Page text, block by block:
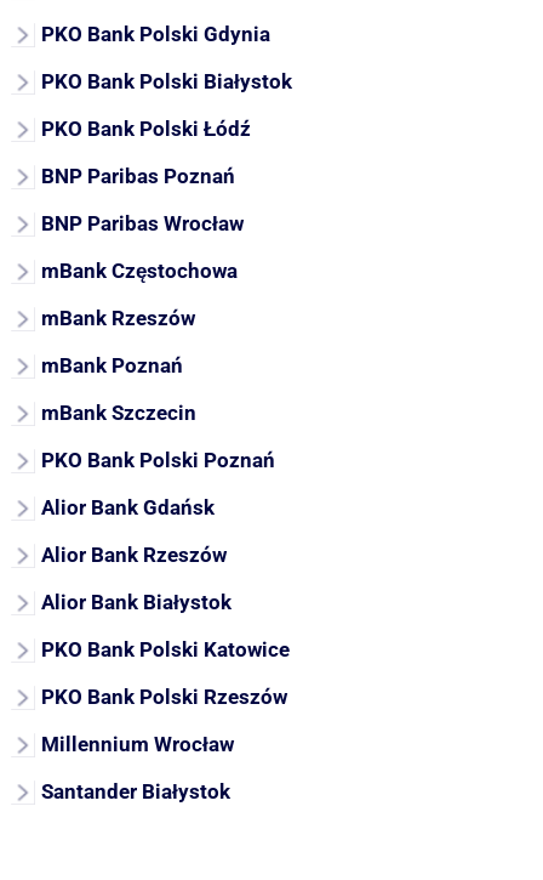
PKO Bank Polski Gdynia
PKO Bank Polski Białystok
PKO Bank Polski Łódź
BNP Paribas Poznań
BNP Paribas Wrocław
mBank Częstochowa
mBank Rzeszów
mBank Poznań
mBank Szczecin
PKO Bank Polski Poznań
Alior Bank Gdańsk
Alior Bank Rzeszów
Alior Bank Białystok
PKO Bank Polski Katowice
PKO Bank Polski Rzeszów
Millennium Wrocław
Santander Białystok